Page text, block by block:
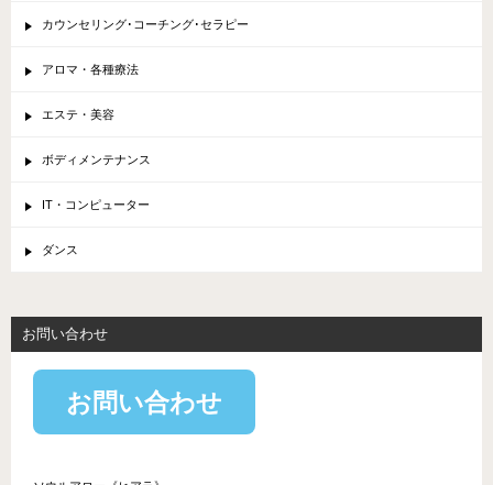
カウンセリング･コーチング･セラピー
アロマ・各種療法
エステ・美容
ボディメンテナンス
IT・コンピューター
ダンス
お問い合わせ
お問い合わせ